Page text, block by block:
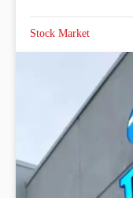
Stock Market